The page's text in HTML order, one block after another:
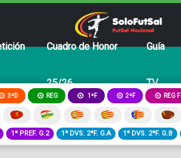
Cuadro de Honor
25/26
Guía
TV
3ªD REG 1ªF 2ªF REG F
1ª PREF. G.2 1ª DVS. 2ªF. G.A 1ª DVS. 2ªF. G.B